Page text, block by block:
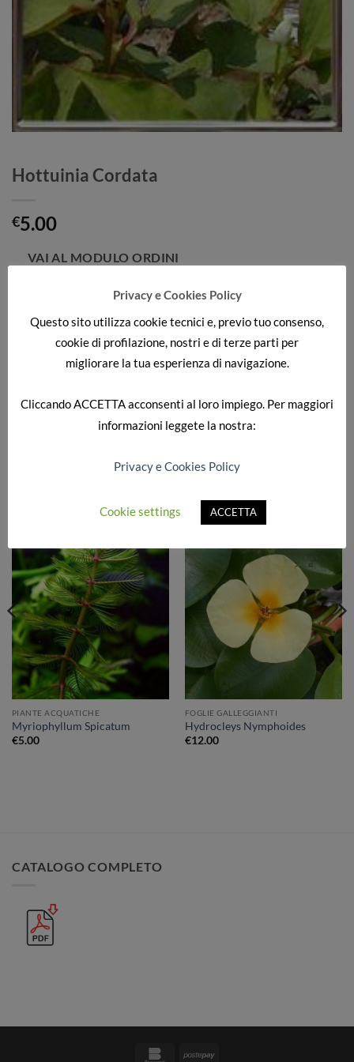
Hottuinia Cordata
€5.00
Categorie: Palustri PIANTE ACQUATICHE
Aggiungi
alla lista
dei
desideri
PIANTE ACQUATICHE
Myriophyllum Spicatum
€5.00
Aggiungi
dei
desideri
FOGLIE GALLEGGIANTI
Hydrocleys Nymphoides
€12.00
CATALOGO COMPLETO
BankomatPostepay
Privacy e Cookies Policy
Questo sito utilizza cookie tecnici e, previo tuo consenso,
cookie di profilazione, nostri e di terze parti per
migliorare la tua esperienza di navigazione.
CliccandoACCETTAacconsenti al loro impiego. Per maggiori
informazioni leggete la nostra:
Privacy e Cookies Policy
Cookie settings ACCETTA